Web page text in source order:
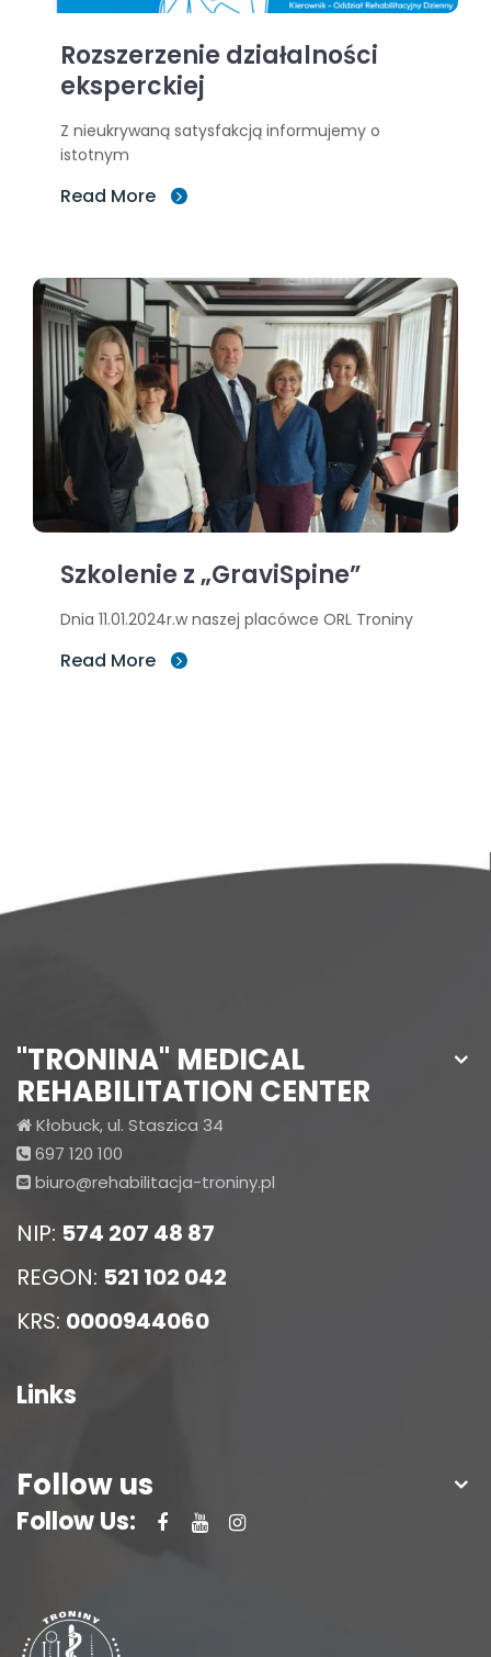
Rozszerzenie działalności
eksperckiej
Z nieukrywaną satysfakcją informujemy o
istotnym
Read More
Szkolenie z „GraviSpine”
Dnia 11.01.2024r.w naszej placówce ORL Troniny
Read More
"TRONINA" MEDICAL
REHABILITATION CENTER
Kłobuck, ul. Staszica 34
697 120 100
biuro@rehabilitacja-troniny.pl
NIP: 574 207 48 87
REGON: 521 102 042
KRS: 0000944060
Links
Follow us
Follow Us: